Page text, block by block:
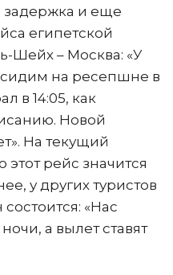
задержка и еще
египетской
Шейх – Москва: «У
сидим на ресепшне в
в 14:05, как
Новой
На текущий
рейс значится
у других туристов
«Нас
а вылет ставят